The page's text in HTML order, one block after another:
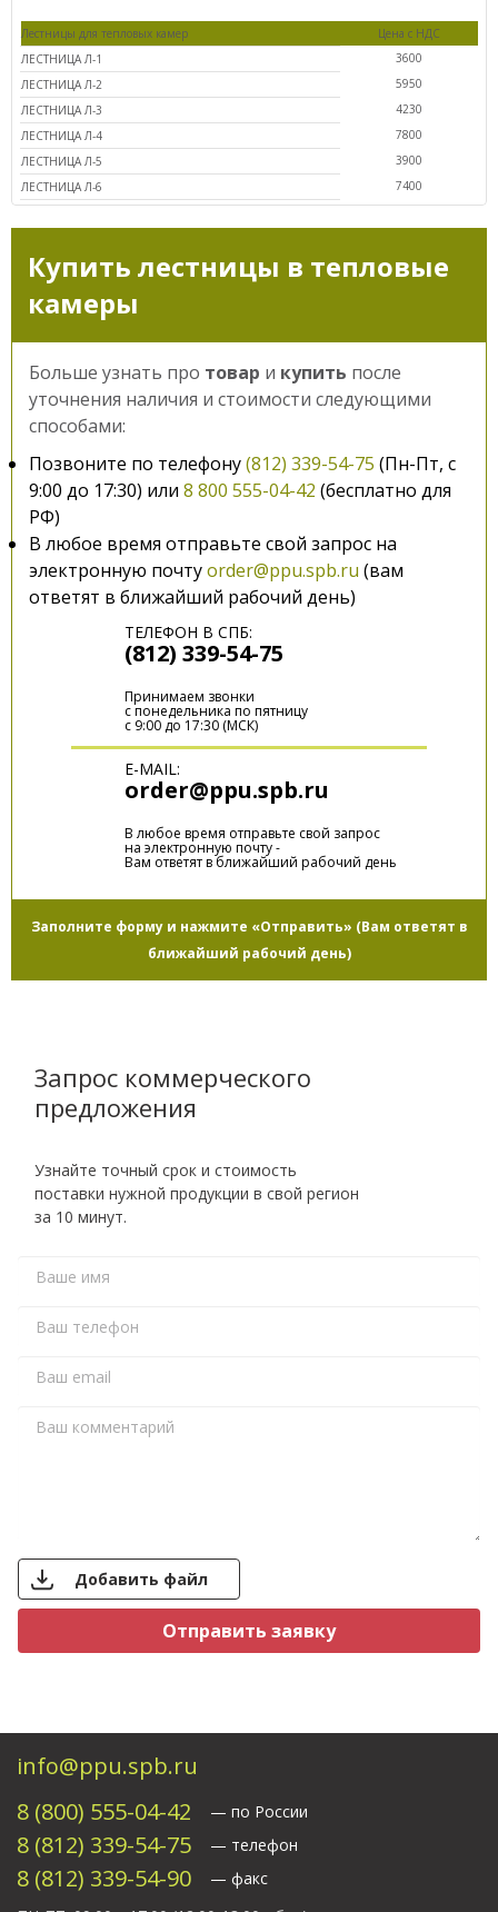
Выбранные товары
Лестницы для тепловых камер
Цена с НДС
ЛЕСТНИЦА Л-1
3600
ЛЕСТНИЦА Л-2
5950
ЛЕСТНИЦА Л-3
4230
ЛЕСТНИЦА Л-4
7800
ЛЕСТНИЦА Л-5
3900
ЛЕСТНИЦА Л-6
7400
Купить лестницы в тепловые
камеры
Больше узнать про товар и купить после
уточнения наличия и стоимости следующими
способами:
Позвоните по телефону(812) 339-54-75 (Пн-Пт, с
9:00 до 17:30) или 8 800 555-04-42 (бесплатно для
РФ)
В любое время отправьте свой запрос на
электронную почтуorder@ppu.spb.ru (вам
ответят в ближайший рабочий день)
ТЕЛЕФОН В СПБ:
(812) 339-54-75
Принимаем звонки
с понедельника по пятницу
с 9:00 до 17:30 (МСК)
E-MAIL:
order@ppu.spb.ru
В любое время отправьте свой запрос
на электронную почту -
Вам ответят в ближайший рабочий день
Заполните форму и нажмите «Отправить» (Вам ответят в
ближайший рабочий день)
Запрос коммерческого
предложения
Узнайте точный срок и стоимость
поставки нужной продукции в свой регион
за 10 минут.
Добавить файл
info@ppu.spb.ru
8 (800) 555-04-42
— по России
8 (812) 339-54-75 — телефон
8 (812) 339-54-90
— факс